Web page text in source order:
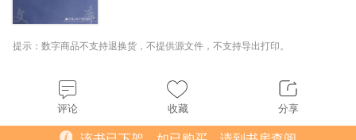
提示：数字商品不支持退换货，不提供源文件，不支持导出打印。
评论 收藏 分享